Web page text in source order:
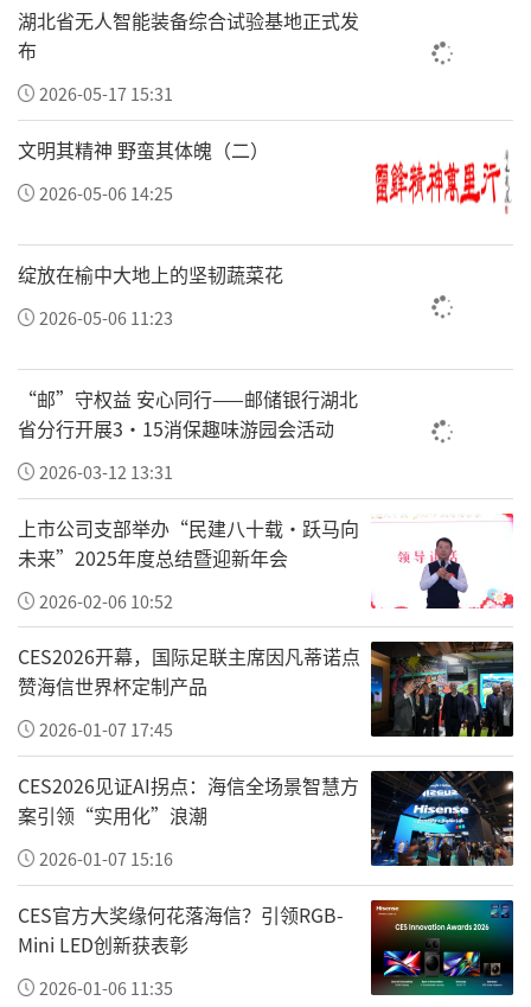
诚换真诚，用人心换人心，形成和合共生的东
方管理文化。基于中国文化的厚道，海信在出
海过程中坚持local for local理念，与当地共
建、共赢、共享。海信坚持用心做产品善待用
户，用心做经营善待员工，用心做公益善待社
会，真正做到去投资、去建设、去提升、去赋
能，体现了中华文明“尚和合，求大同”的优
秀传统文化。
当天，备受瞩目的“第十六届全国企业文化成
果”揭晓，海信集团《以东方管理文化驱动企
业全球化发展》案例荣获特等奖最高荣誉。该
奖项是在企业自愿申报及各地方企联、行业协
会、有关企业集团推荐的基础上，经过了初
审、复审和终审等严格程序评定出来的。以特
等成果为代表的13项企业文化成果，充分彰显
了各自的企业文化建设特色及内涵。
湖北省无人智能装备综合试验基地正式发
布
2026-05-17 15:31
文明其精神 野蛮其体魄（二）
2026-05-06 14:25
绽放在榆中大地上的坚韧蔬菜花
2026-05-06 11:23
“邮”守权益 安心同行——邮储银行湖北
省分行开展3·15消保趣味游园会活动
2026-03-12 13:31
上市公司支部举办“民建八十载·跃马向
未来”2025年度总结暨迎新年会
2026-02-06 10:52
CES2026开幕，国际足联主席因凡蒂诺点
赞海信世界杯定制产品
2026-01-07 17:45
CES2026见证AI拐点：海信全场景智慧方
案引领“实用化”浪潮
2026-01-07 15:16
CES官方大奖缘何花落海信？引领RGB-
Mini LED创新获表彰
2026-01-06 11:35